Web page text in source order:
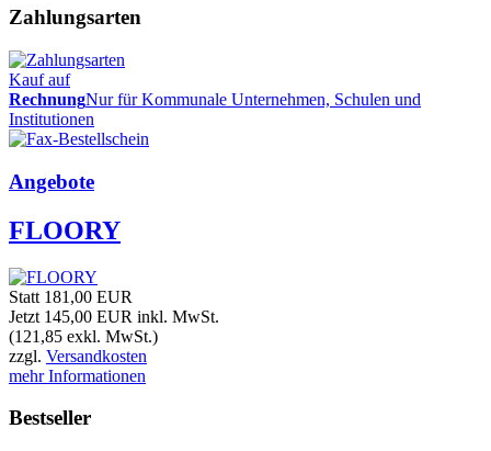
Zahlungsarten
Kauf auf
RechnungNur für Kommunale Unternehmen, Schulen und
Institutionen
Angebote
FLOORY
Statt 181,00 EUR
Jetzt 145,00 EUR inkl. MwSt.
(121,85 exkl. MwSt.)
zzgl. Versandkosten
mehr Informationen
Bestseller